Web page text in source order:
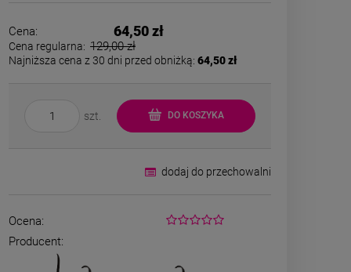
Cena: 64,50 zł
Cena regularna: 129,00 zł
Najniższa cena z 30 dni przed obniżką:64,50 zł
szt. DO KOSZYKA
dodaj do przechowalni
Ocena:
Producent: